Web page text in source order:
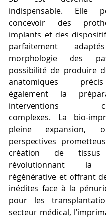
indispensable. Elle
concevoir des
implants et des
parfaitement
morphologie des
possibilité de produire
anatomiques
également la
interventions
complexes. La bio-
pleine expansion,
perspectives
création de tissus
révolutionnant la
régénérative et offrant
inédites face à la
pour les
secteur médical,